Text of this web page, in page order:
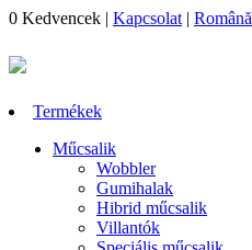
0 Kedvencek | Kapcsolat | Română
Termékek
Műcsalik
Wobbler
Gumihalak
Hibrid műcsalik
Villantók